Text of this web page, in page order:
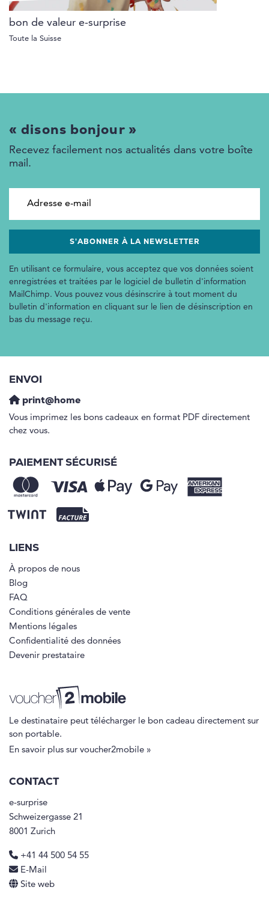
bon de valeur e-surprise
Toute la Suisse
« disons bonjour »
Recevez facilement nos actualités dans votre boîte
mail.
En utilisant ce formulaire, vous acceptez que vos données soient
enregistrées et traitées par le logiciel de bulletin d'information
MailChimp. Vous pouvez vous désinscrire à tout moment du
bulletin d'information en cliquant sur le lien de désinscription en
bas du message reçu.
ENVOI
print@home
Vous imprimez les bons cadeaux en format PDF directement
chez vous.
PAIEMENT SÉCURISÉ
LIENS
À propos de nous
Blog
FAQ
Conditions générales de vente
Mentions légales
Confidentialité des données
Devenir prestataire
Le destinataire peut télécharger le bon cadeau directement sur
son portable.
En savoir plus sur voucher2mobile »
CONTACT
e-surprise
Schweizergasse 21
8001 Zurich
+41 44 500 54 55
E-Mail
Site web